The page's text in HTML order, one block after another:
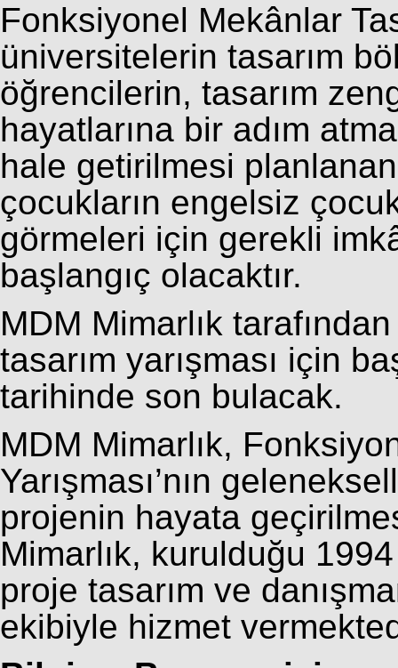
Fonksiyonel Mekânlar
üniversitelerin tasarım
öğrencilerin, tasarım
hayatlarına bir adım
hale getirilmesi
çocukların engelsiz
görmeleri için gerekli
başlangıç olacaktır.
MDM Mimarlık
tasarım yarışması için
tarihinde son bulacak.
MDM Mimarlık,
Yarışması’nın
projenin hayata
Mimarlık, kurulduğu
proje tasarım ve
ekibiyle hizmet